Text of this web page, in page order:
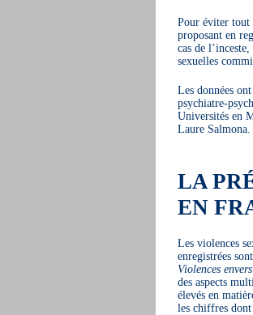
Pour éviter tout
proposant en
cas de
sexuelles
Les données
psychiatre-
Universités en
Laure Salmona.
LA
EN
Les violences
enregistrées
Violences
des aspects
élevés en
les chiffres dont